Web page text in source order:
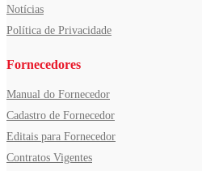
Notícias
Política de Privacidade
Fornecedores
Manual do Fornecedor
Cadastro de Fornecedor
Editais para Fornecedor
Contratos Vigentes